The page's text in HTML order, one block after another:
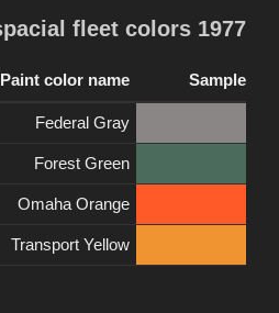
1977 spacial fleet colors
Sample
Paint color name
Federal Gray
Forest Green
Omaha Orange
Transport Yellow